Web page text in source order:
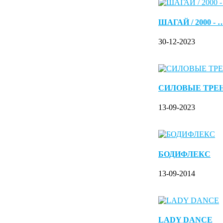
ШАГАЙ / 2000 -
30-12-2023
СИЛОВЫЕ
13-09-2023
БОДИФЛЕКС
13-09-2014
LADY DANCE